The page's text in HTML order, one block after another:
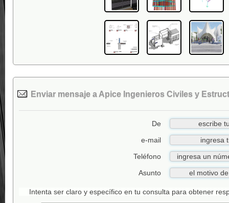
Enviar mensaje a Apice Ingenieros Civiles y
De
e-mail
Teléfono
Asunto
Intenta ser claro y específico en tu consulta para obtener